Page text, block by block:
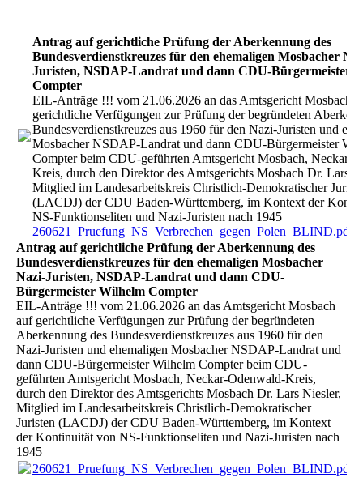
Antrag auf gerichtliche Prüfung der Aberkennung des
Bundesverdienstkreuzes für den ehemaligen Mosbacher
Juristen, NSDAP-Landrat und dann CDU-Bürgermeister
Compter
EIL-Anträge !!! vom 21.06.2026 an das Amtsgericht Mosbach
gerichtliche Verfügungen zur Prüfung der begründeten
Bundesverdienstkreuzes aus 1960 für den Nazi-Juristen und
Mosbacher NSDAP-Landrat und dann CDU-Bürgermeister
Compter beim CDU-geführten Amtsgericht Mosbach, Neckar-
Kreis, durch den Direktor des Amtsgerichts Mosbach Dr. Lars
Mitglied im Landesarbeitskreis Christlich-Demokratischer
(LACDJ) der CDU Baden-Württemberg, im Kontext der
NS-Funktionseliten und Nazi-Juristen nach 1945
260621_Pruefung_NS_Verbrechen_gegen_Polen_BLIND.pdf
Antrag auf gerichtliche Prüfung der Aberkennung des
Bundesverdienstkreuzes für den ehemaligen Mosbacher
Nazi-Juristen, NSDAP-Landrat und dann CDU-
Bürgermeister Wilhelm Compter
EIL-Anträge !!! vom 21.06.2026 an das Amtsgericht Mosbach
auf gerichtliche Verfügungen zur Prüfung der begründeten
Aberkennung des Bundesverdienstkreuzes aus 1960 für den
Nazi-Juristen und ehemaligen Mosbacher NSDAP-Landrat und
dann CDU-Bürgermeister Wilhelm Compter beim CDU-
geführten Amtsgericht Mosbach, Neckar-Odenwald-Kreis,
durch den Direktor des Amtsgerichts Mosbach Dr. Lars Niesler,
Mitglied im Landesarbeitskreis Christlich-Demokratischer
Juristen (LACDJ) der CDU Baden-Württemberg, im Kontext
der Kontinuität von NS-Funktionseliten und Nazi-Juristen nach
1945
260621_Pruefung_NS_Verbrechen_gegen_Polen_BLIND.pdf